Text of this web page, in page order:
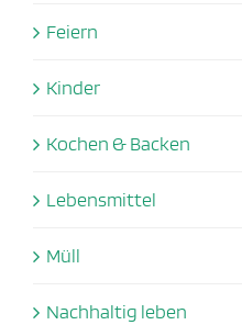
Feiern
Kinder
Kochen & Backen
Lebensmittel
Müll
Nachhaltig leben